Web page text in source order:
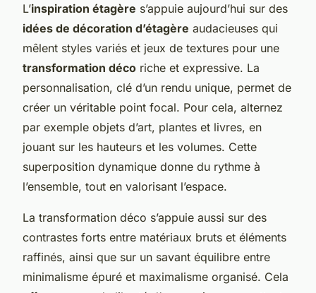
L’inspiration étagère s’appuie aujourd’hui sur des
idées de décoration d’étagère audacieuses qui
mêlent styles variés et jeux de textures pour une
transformation déco riche et expressive. La
personnalisation, clé d’un rendu unique, permet de
créer un véritable point focal. Pour cela, alternez
par exemple objets d’art, plantes et livres, en
jouant sur les hauteurs et les volumes. Cette
superposition dynamique donne du rythme à
l’ensemble, tout en valorisant l’espace.
La transformation déco s’appuie aussi sur des
contrastes forts entre matériaux bruts et éléments
raffinés, ainsi que sur un savant équilibre entre
minimalisme épuré et maximalisme organisé. Cela